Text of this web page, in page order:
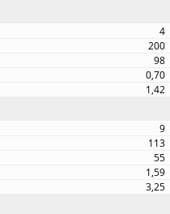
4
200
98
0,70
1,42
9
113
55
1,59
3,25